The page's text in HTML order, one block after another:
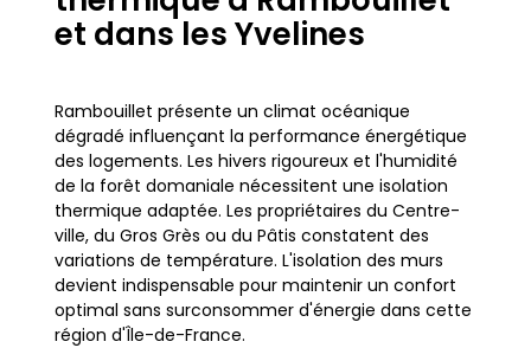
et dans les Yvelines
Rambouillet présente un climat océanique
dégradé influençant la performance énergétique
des logements. Les hivers rigoureux et l'humidité
de la forêt domaniale nécessitent une isolation
thermique adaptée. Les propriétaires du Centre-
ville, du Gros Grès ou du Pâtis constatent des
variations de température. L'isolation des murs
devient indispensable pour maintenir un confort
optimal sans surconsommer d'énergie dans cette
région d'Île-de-France.